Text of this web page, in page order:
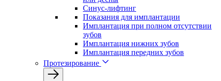
Синус-лифтинг
Показания для имплантации
Имплантация при полном отсутствии
зубов
Имплантация нижних зубов
Имплантация передних зубов
Протезирование